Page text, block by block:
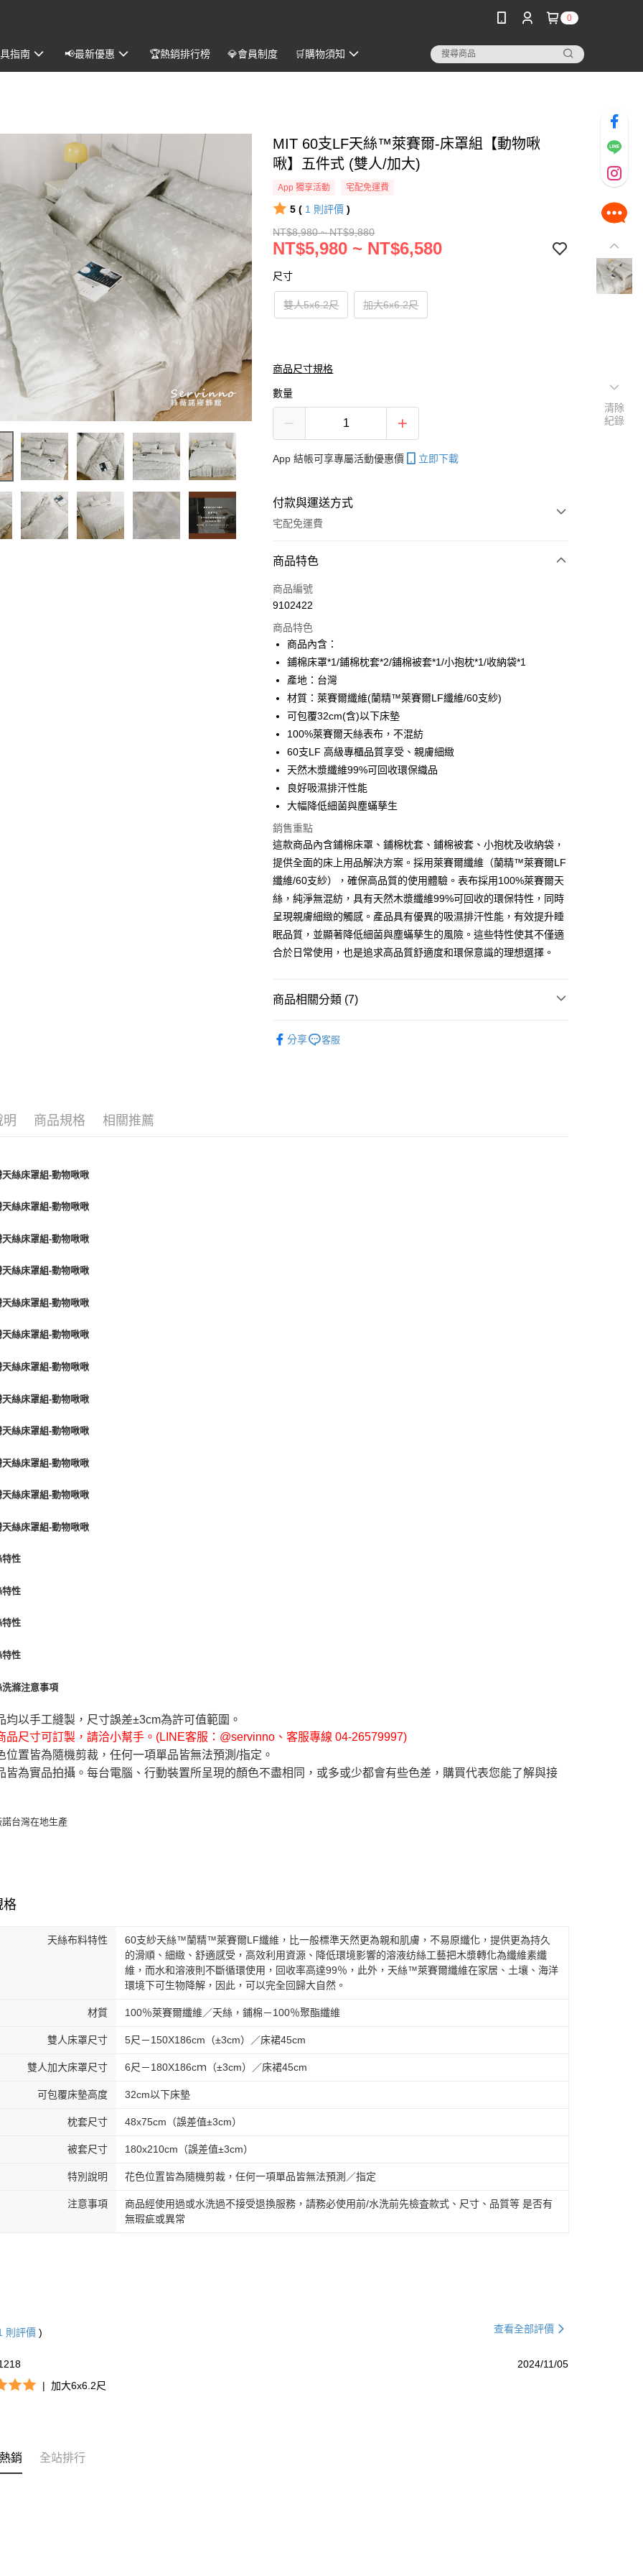
0
指南 📢最新優惠 🏆熱銷排行榜 💎會員制度 🛒購物須知
MIT 60支LF天絲™萊賽爾-床罩組【動物啾
啾】五件式 (雙人/加大)
App 獨享活動 宅配免運費
5 ( 1 則評價 )
NT$8,980 ~ NT$9,880
NT$5,980 ~ NT$6,580
尺寸
雙人5x6.2尺 加大6x6.2尺
商品尺寸規格
數量
App 結帳可享專屬活動優惠價 立即下載
付款與運送方式
宅配免運費
付款方式
信用卡一次付款
Apple Pay
街口支付
悠遊付
全盈+PAY
ATM付款
運送方式
每筆NT$100，滿NT$1,500(含以上)免運費
免運費
免運費
離島配送
每筆NT$125
商品特色
商品編號
9102422
商品特色
商品內含：
鋪棉床罩*1/鋪棉枕套*2/鋪棉被套*1/小抱枕*1/收納袋*1
產地：台灣
材質：萊賽爾纖維(蘭精™萊賽爾LF纖維/60支紗)
可包覆32cm(含)以下床墊
100%萊賽爾天絲表布，不混紡
60支LF 高級專櫃品質享受、親膚細緻
天然木漿纖維99%可回收環保織品
良好吸濕排汗性能
大幅降低細菌與塵蟎孳生
銷售重點
這款商品內含鋪棉床罩、鋪棉枕套、鋪棉被套、小抱枕及收納袋，
提供全面的床上用品解決方案。採用萊賽爾纖維（蘭精™萊賽爾LF
纖維/60支紗），確保高品質的使用體驗。表布採用100%萊賽爾天
絲，純淨無混紡，具有天然木漿纖維99%可回收的環保特性，同時
呈現親膚細緻的觸感。產品具有優異的吸濕排汗性能，有效提升睡
眠品質，並顯著降低細菌與塵蟎孳生的風險。這些特性使其不僅適
合於日常使用，也是追求高品質舒適度和環保意識的理想選擇。
商品相關分類 (7)
分享 客服
明 商品規格 相關推薦
均以手工縫製，尺寸誤差±3cm為許可值範圍。
品尺寸可訂製，請洽小幫手。(LINE客服：@servinno、客服專線 04-26579997)
位置皆為隨機剪裁，任何一項單品皆無法預測/指定。
皆為實品拍攝。每台電腦、行動裝置所呈現的顏色不盡相同，或多或少都會有些色差，購買代表您能了解與接
格
天絲布料特性
60支紗天絲™蘭精™萊賽爾LF纖維，比一般標準天然更為親和肌膚，不易原纖化，提供更為持久
的滑順、細緻、舒適感受，高效利用資源、降低環境影響的溶液纺絲工藝把木漿轉化為纖維素纖
維，而水和溶液則不斷循環使用，回收率高達99％，此外，天絲™萊賽爾纖維在家居、土壤、海洋
環境下可生物降解，因此，可以完全回歸大自然。
材質 100％萊賽爾纖維／天絲，鋪棉－100％聚酯纖維
雙人床罩尺寸 5尺－150X186cm（±3cm）／床裙45cm
雙人加大床罩尺寸 6尺－180X186cｍ（±3cm）／床裙45cm
可包覆床墊高度 32cm以下床墊
枕套尺寸 48x75cm（誤差值±3cm）
被套尺寸 180x210cm（誤差值±3cm）
特別說明 花色位置皆為隨機剪裁，任何一項單品皆無法預測／指定
注意事項
商品經使用過或水洗過不接受退換服務，請務必使用前/水洗前先檢査款式、尺寸、品質等 是否有
無瑕疵或異常
則評價 ) 查看全部評價
2024/11/05
| 加大6x6.2尺
銷 全站排行
清除
紀錄